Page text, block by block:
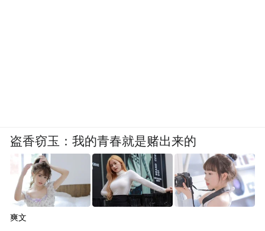
盗香窃玉：我的青春就是赌出来的
爽文